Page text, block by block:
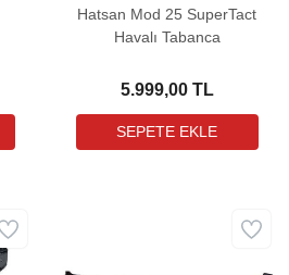
Hatsan Mod 25 SuperTact
Havalı Tabanca
5.999,00 TL